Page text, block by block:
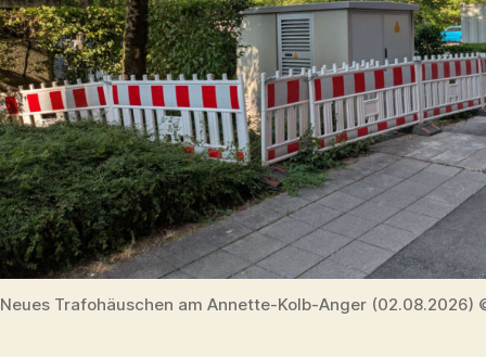
Neues Trafohäuschen am Annette-Kolb-Anger (02.08.2026)